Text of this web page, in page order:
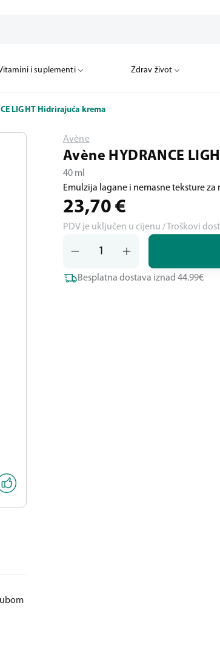
i suplementi Zdrav život
LIGHT Hidrirajuća krema
Avène
Avène HYDRANCE
40 ml
Emulzija lagane i nemasne teksture
23,70 €
PDV je uključen u cijenu / Troškovi
Besplatna dostava iznad 44.99€